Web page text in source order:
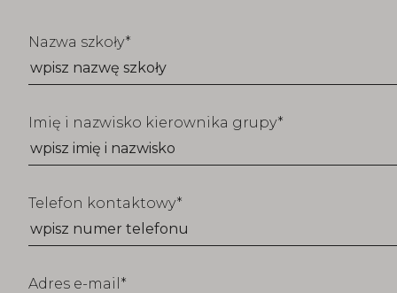
Nazwa szkoły
Imię i nazwisko kierownika grupy
Telefon kontaktowy
Adres e-mail